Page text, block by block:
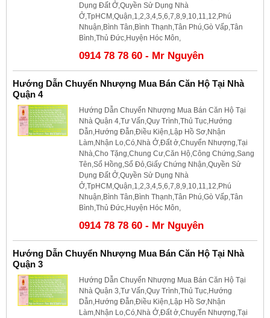
Dụng Đất Ở,Quyền Sử Dụng Nhà
Ở,TpHCM,Quận,1,2,3,4,5,6,7,8,9,10,11,12,Phú
Nhuận,Bình Tân,Bình Thạnh,Tân Phú,Gò Vấp,Tân
Bình,Thủ Đức,Huyện Hóc Môn,
0914 78 78 60 - Mr Nguyên
Hướng Dẫn Chuyển Nhượng Mua Bán Căn Hộ Tại Nhà
Quận 4
Hướng Dẫn Chuyển Nhượng Mua Bán Căn Hộ Tại
Nhà Quận 4,Tư Vấn,Quy Trình,Thủ Tục,Hướng
Dẫn,Hướng Đẫn,Điều Kiện,Lập Hồ Sơ,Nhận
Làm,Nhận Lo,Có,Nhà Ở,Đất ở,Chuyển Nhượng,Tại
Nhà,Cho Tặng,Chung Cư,Căn Hộ,Công Chứng,Sang
Tên,Sổ Hồng,Sổ Đỏ,Giấy Chứng Nhận,Quyền Sử
Dụng Đất Ở,Quyền Sử Dụng Nhà
Ở,TpHCM,Quận,1,2,3,4,5,6,7,8,9,10,11,12,Phú
Nhuận,Bình Tân,Bình Thạnh,Tân Phú,Gò Vấp,Tân
Bình,Thủ Đức,Huyện Hóc Môn,
0914 78 78 60 - Mr Nguyên
Hướng Dẫn Chuyển Nhượng Mua Bán Căn Hộ Tại Nhà
Quận 3
Hướng Dẫn Chuyển Nhượng Mua Bán Căn Hộ Tại
Nhà Quận 3,Tư Vấn,Quy Trình,Thủ Tục,Hướng
Dẫn,Hướng Đẫn,Điều Kiện,Lập Hồ Sơ,Nhận
Làm,Nhận Lo,Có,Nhà Ở,Đất ở,Chuyển Nhượng,Tại